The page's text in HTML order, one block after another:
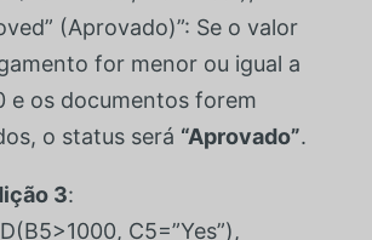
(Aprovado)”: Se o valor
for menor ou igual a
e os documentos forem
o status será “Aprovado”.
3:
C5=”Yes”),